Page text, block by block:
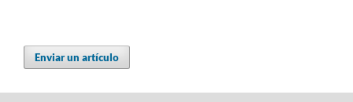
Enviar un artículo